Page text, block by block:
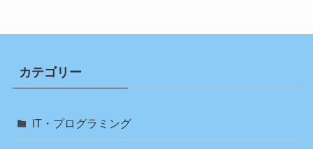
カテゴリー
IT・プログラミング